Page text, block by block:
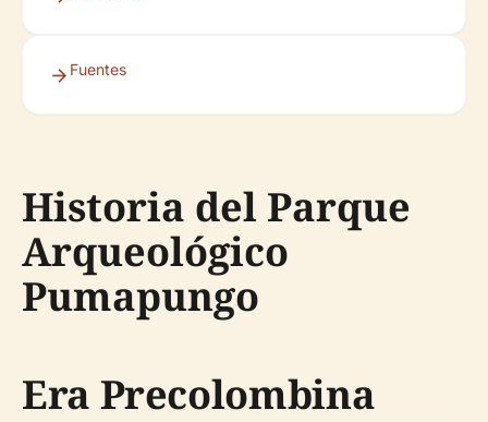
Fuentes
Historia del Parque
Arqueológico
Pumapungo
Era Precolombina